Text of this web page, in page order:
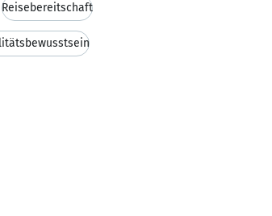
Reisebereitschaft